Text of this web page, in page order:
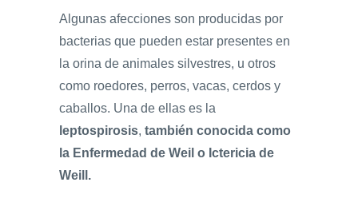
Algunas afecciones son producidas por
bacterias que pueden estar presentes en
la orina de animales silvestres, u otros
como roedores, perros, vacas, cerdos y
caballos. Una de ellas es la
leptospirosis, también conocida como
la Enfermedad de Weil o Ictericia de
Weill.